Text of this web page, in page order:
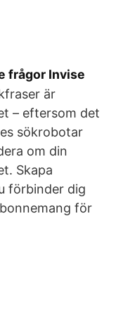
frågor Invise
är
– eftersom det
sökrobotar
om din
Skapa
förbinder dig
för